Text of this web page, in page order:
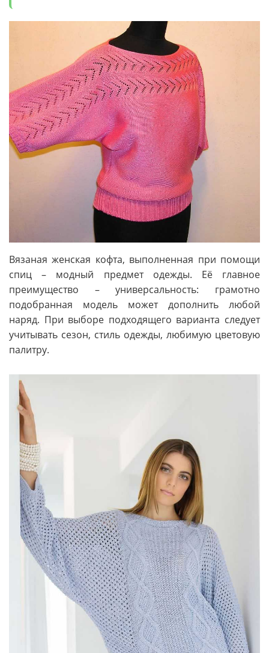
Вязаная женская кофта, выполненная при помощи
спиц – модный предмет одежды. Её главное
преимущество – универсальность: грамотно
подобранная модель может дополнить любой
наряд. При выборе подходящего варианта следует
учитывать сезон, стиль одежды, любимую цветовую
палитру.